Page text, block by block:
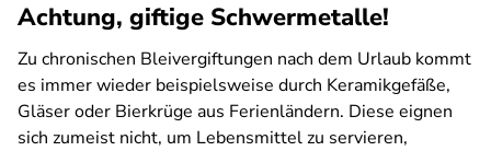
Achtung, giftige Schwermetalle!
Zu chronischen Bleivergiftungen nach dem Urlaub kommt
es immer wieder beispielsweise durch Keramikgefäße,
Gläser oder Bierkrüge aus Ferienländern. Diese eignen
sich zumeist nicht, um Lebensmittel zu servieren,